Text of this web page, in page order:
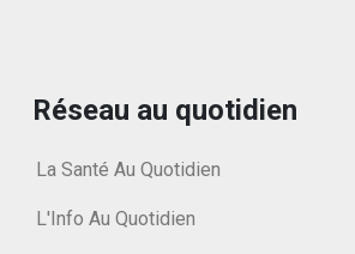
Réseau au quotidien
La Santé Au Quotidien
L'Info Au Quotidien